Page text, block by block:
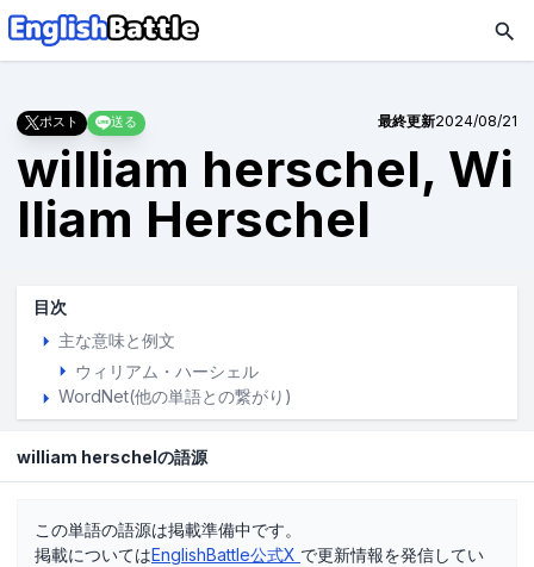
ポスト 送る 最終更新2024/08/21
william herschel, Wi
lliam Herschel
目次
主な意味と例文
ウィリアム・ハーシェル
WordNet(他の単語との繋がり)
william herschelの語源
この単語の語源は掲載準備中です。
掲載についてはEnglishBattle公式X で更新情報を発信してい